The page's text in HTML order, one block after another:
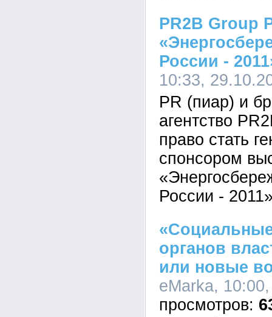
PR2B Group
России -
10:33,
PR (пиар) и
агентство
право стать
спонсором
России -
органов
или новые
eMarka,